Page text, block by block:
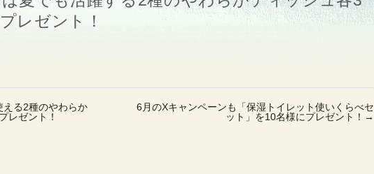
レゼント！
える2種のやわらか
レゼント！
6月のXキャンペーンも「保湿トイレット使いくらべセ
ット」を10名様にプレゼント！ →